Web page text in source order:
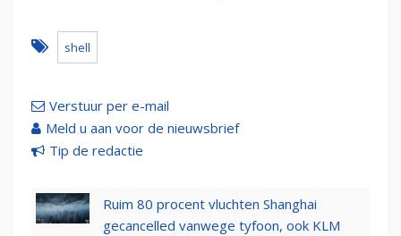
shell
Verstuur per e-mail
Meld u aan voor de nieuwsbrief
Tip de redactie
Ruim 80 procent vluchten Shanghai
gecancelled vanwege tyfoon, ook KLM